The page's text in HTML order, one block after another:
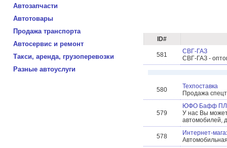
Автозапчасти
Автотовары
Продажа транспорта
Автосервис и ремонт
Такси, аренда, грузоперевозки
Разные автоуслуги
ID#
581
СВГ-ГАЗ
СВГ-ГАЗ -
580
Техпоставка
Продажа
579
ЮФО Бафф
У нас Вы
автомобилей,
578
Интернет-